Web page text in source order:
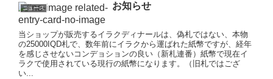
ニュース お知らせ
当ショップが販売するイラクディナールは、偽札ではない、本物
の25000IQD札で、数年前にイラクから運ばれた紙幣ですが、経年
を感じさせないコンデョションの良い（新札連番）紙幣で現在イ
ラクで使用されている現行の紙幣になります。（旧札ではござ
い...